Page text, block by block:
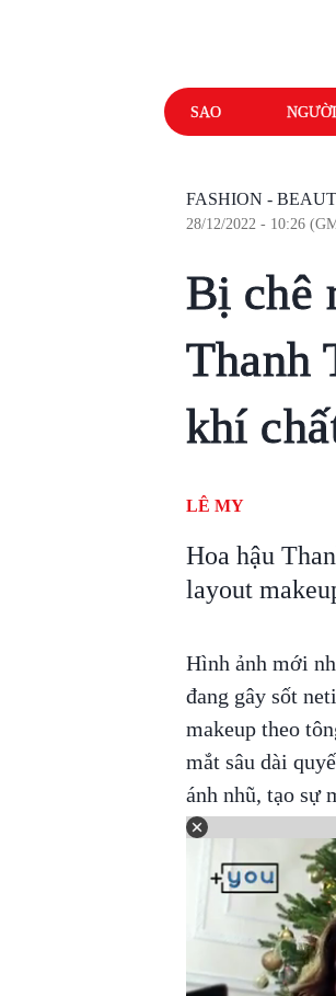
SAO
FASHION -
28/12/2022 - 10:26
Bị chê
Thanh
khí
LÊ MY
Hoa hậu
layout
Hình ảnh mới
đang gây sốt
makeup theo
mắt sâu dài
ánh nhũ, tạo sự